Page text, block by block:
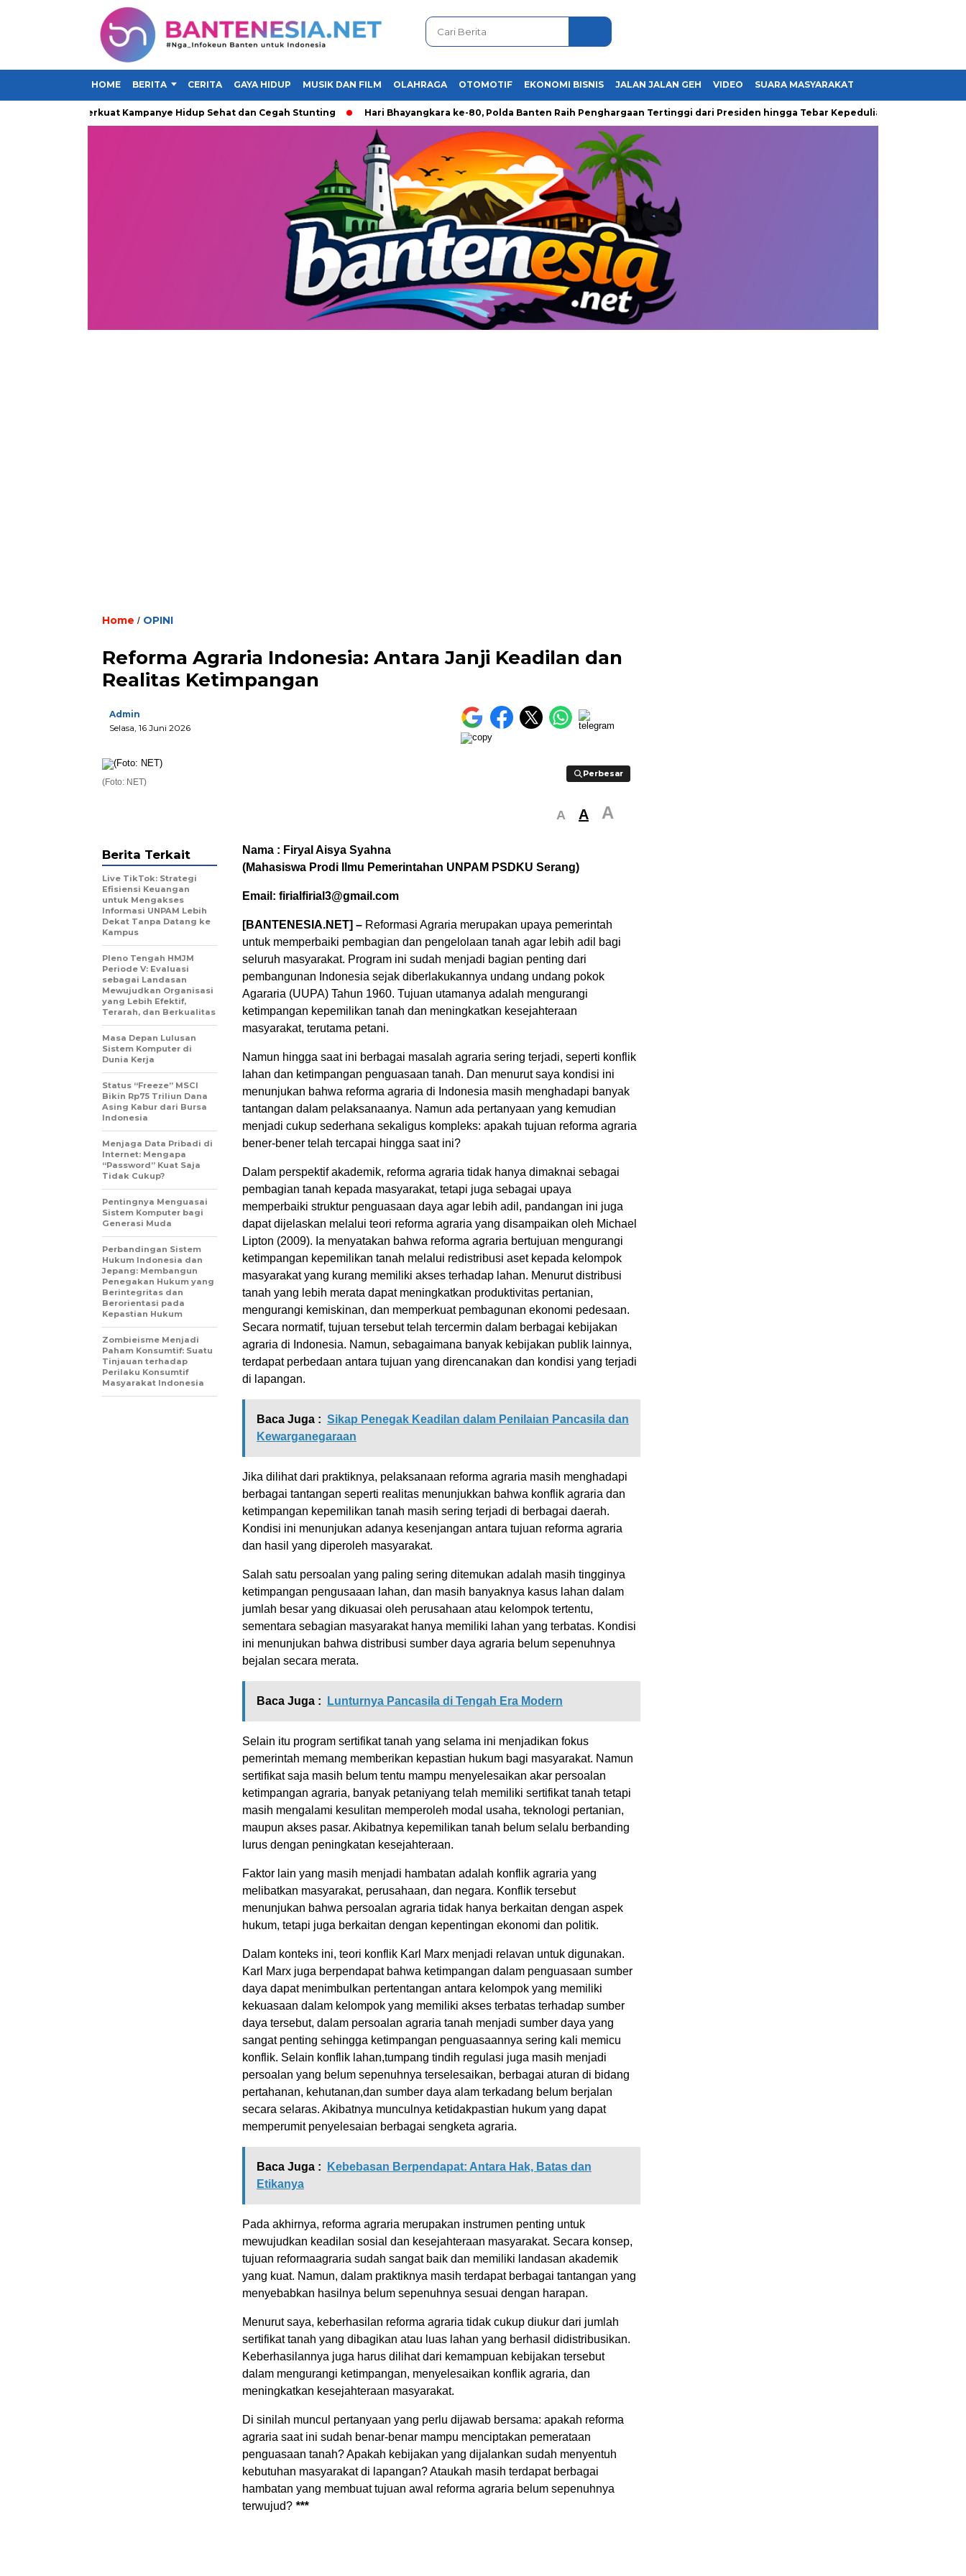
HOME BERITA CERITA GAYA HIDUP MUSIK DAN FILM OLAHRAGA OTOMOTIF EKONOMI BISNIS JALAN JALAN GEH VIDEO SUARA MASYARAKAT
Serang, Perkuat Kampanye Hidup Sehat dan Cegah Stunting Hari Bhayangkara ke-80, Polda Banten Raih Penghargaan Tertinggi dari Presiden hingga Tebar Kepedulian kepada Masyarakat
Home / OPINI
Reforma Agraria Indonesia: Antara Janji Keadilan dan
Realitas Ketimpangan
Admin
Selasa, 16 Juni 2026
Perbesar
Perbesar
(Foto: NET)
A A A
Nama : Firyal Aisya Syahna
(Mahasiswa Prodi Ilmu Pemerintahan UNPAM PSDKU Serang)
Email: firialfirial3@gmail.com
[BANTENESIA.NET] – Reformasi Agraria merupakan upaya pemerintah
untuk memperbaiki pembagian dan pengelolaan tanah agar lebih adil
bagi
seluruh masyarakat. Program ini sudah menjadi bagian penting dari
pembangunan Indonesia sejak diberlakukannya undang undang pokok
Agararia (UUPA) Tahun 1960. Tujuan utamanya adalah mengurangi
ketimpangan kepemilikan tanah dan meningkatkan kesejahteraan
masyarakat, terutama petani.
Namun hingga saatini berbagai masalah agraria sering terjadi, seperti konflik
lahan dan ketimpangan penguasaan tanah. Dan menurutsaya kondisi ini
menunjukan bahwa reforma agraria di Indonesia masih menghadapi banyak
tantangan dalam pelaksanaanya. Namun ada pertanyaan yang kemudian
menjadi cukup sederhana sekaligus kompleks: apakah tujuan reforma agraria
bener-bener telah tercapai hingga saat ini?
Dalam perspektif akademik, reforma agraria tidak hanya dimaknai sebagai
pembagian tanah kepada masyarakat, tetapi juga sebagai upaya
memperbaiki struktur penguasaan daya agar lebih adil, pandangan ini juga
dapat dijelaskan melalui teori reforma agraria yang disampaikan oleh Michael
Lipton (2009). Ia menyatakan bahwa reforma agraria bertujuan mengurangi
ketimpangan kepemilikan tanah melalui redistribusi aset kepada kelompok
masyarakat yang kurang memiliki akses terhadap lahan. Menurut distribusi
tanah yang lebih merata dapat meningkatkan produktivitas pertanian,
mengurangi kemiskinan, dan memperkuat pembagunan ekonomi pedesaan.
Secara normatif, tujuan tersebut telah tercermin dalam berbagai kebijakan
agraria di Indonesia. Namun, sebagaimana banyak kebijakan publik lainnya,
terdapat perbedaan antara tujuan yang direncanakan dan kondisi yang terjadi
di lapangan.
Baca Juga : Sikap Penegak Keadilan dalam Penilaian Pancasila dan
Kewarganegaraan
Jika dilihatdari praktiknya, pelaksanaan reforma agraria masih menghadapi
berbagai tantangan seperti realitas menunjukkan bahwa konflik agraria dan
ketimpangan kepemilikan tanah masih sering terjadi di berbagai daerah.
Kondisi ini menunjukan adanya kesenjangan antara tujuan reforma agraria
dan hasil yang diperoleh masyarakat.
Salah satu persoalan yang paling sering ditemukan adalah masih tingginya
ketimpangan pengusaaan lahan, dan masih banyaknya kasus lahan dalam
jumlah besar yang dikuasai oleh perusahaan atau kelompok tertentu,
sementara sebagian masyarakat hanya memiliki lahan yang terbatas. Kondisi
ini menunjukan bahwa distribusi sumber daya agraria belum sepenuhnya
bejalan secara merata.
Baca Juga : Lunturnya Pancasila di Tengah Era Modern
​Selain itu program sertifikat tanah yang selama ini menjadikan fokus
pemerintah memang memberikan kepastian hukum bagi masyarakat. Namun
sertifikat saja masih belum tentu mampu menyelesaikan akar persoalan
ketimpangan agraria, banyak petaniyang telah memiliki sertifikat tanah tetapi
masih mengalami kesulitan memperoleh modal usaha, teknologi pertanian,
maupun akses pasar. Akibatnya kepemilikan tanah belum selalu berbanding
lurus dengan peningkatan kesejahteraan.
Faktor lain yang masih menjadi hambatan adalah konflik agraria yang
melibatkan masyarakat, perusahaan, dan negara. Konflik tersebut
menunjukan bahwa persoalan agraria tidak hanya berkaitan dengan aspek
hukum, tetapi juga berkaitan dengan kepentingan ekonomi dan politik.
Dalam konteks ini, teori konflik Karl Marx menjadi relavan untuk digunakan.
Karl Marx juga berpendapat bahwa ketimpangan dalam penguasaan sumber
daya dapat menimbulkan pertentangan antara kelompok yang memiliki
kekuasaan dalam kelompok yang memiliki akses terbatas terhadap sumber
daya tersebut, dalam persoalan agraria tanah menjadi sumber daya yang
sangat penting sehingga ketimpangan penguasaannya sering kali memicu
konflik. Selain konflik lahan,tumpang tindih regulasi juga masih menjadi
persoalan yang belum sepenuhnya terselesaikan, berbagai aturan di bidang
pertahanan, kehutanan,dan sumber daya alam terkadang belum berjalan
secara selaras. Akibatnya munculnya ketidakpastian hukum yang dapat
memperumit penyelesaian berbagai sengketa agraria.
Baca Juga :
Kebebasan Berpendapat: Antara Hak, Batas dan
Etikanya
Pada akhirnya, reforma agraria merupakan instrumen penting untuk
mewujudkan keadilan sosial dan kesejahteraan masyarakat. Secara konsep,
tujuan reformaagraria sudah sangat baik dan memiliki landasan akademik
yang kuat. Namun, dalam praktiknya masih terdapat berbagai tantangan yang
menyebabkan hasilnya belum sepenuhnya sesuai dengan harapan.
Menurut saya, keberhasilan reforma agraria tidak cukup diukur dari jumlah
sertifikat tanah yang dibagikan atau luas lahan yang berhasil didistribusikan.
Keberhasilannya juga harus dilihat dari kemampuan kebijakan tersebut
dalam mengurangi ketimpangan, menyelesaikan konflik agraria, dan
meningkatkan kesejahteraan masyarakat.
Di sinilah muncul pertanyaan yang perlu dijawab bersama: apakah reforma
agraria saat ini sudah benar-benar mampu menciptakan pemerataan
penguasaan tanah? Apakah kebijakan yang dijalankan sudah menyentuh
kebutuhan masyarakat di lapangan? Ataukah masih terdapat berbagai
hambatan yang membuat tujuan awal reforma agraria belum sepenuhnya
terwujud? ***
Berita Terkait
Live TikTok: Strategi
Efisiensi Keuangan
untuk Mengakses
Informasi UNPAM Lebih
Dekat Tanpa Datang ke
Kampus
Pleno Tengah HMJM
Periode V: Evaluasi
sebagai Landasan
Mewujudkan Organisasi
yang Lebih Efektif,
Terarah, dan Berkualitas
Masa Depan Lulusan
Sistem Komputer di
Dunia Kerja
Status “Freeze” MSCI
Bikin Rp75 Triliun Dana
Asing Kabur dari Bursa
Indonesia
Menjaga Data Pribadi di
Internet: Mengapa
“Password” Kuat Saja
Tidak Cukup?
Pentingnya Menguasai
Sistem Komputer bagi
Generasi Muda
Perbandingan Sistem
Hukum Indonesia dan
Jepang: Membangun
Penegakan Hukum yang
Berintegritas dan
Berorientasi pada
Kepastian Hukum
Zombieisme Menjadi
Paham Konsumtif: Suatu
Tinjauan terhadap
Perilaku Konsumtif
Masyarakat Indonesia